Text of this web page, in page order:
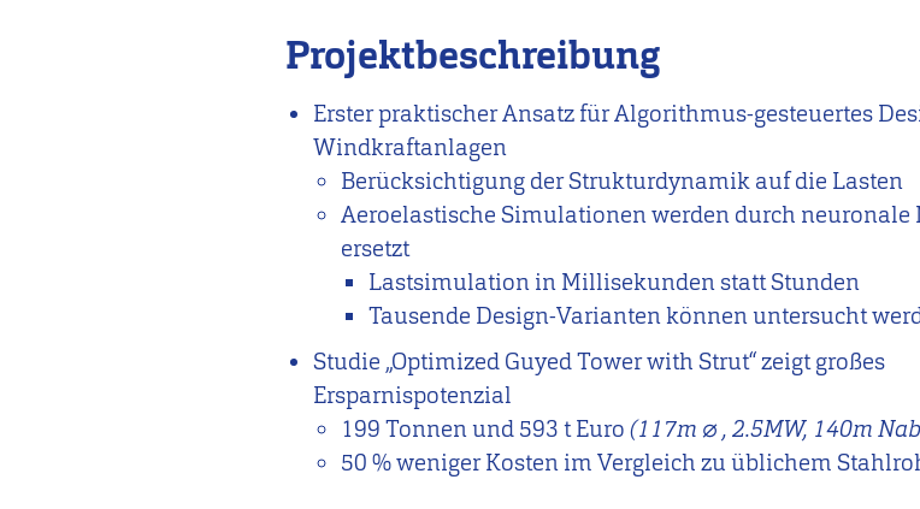
Projektbeschreibung
Erster praktischer Ansatz für Algorithmus-gesteuertes
Windkraftanlagen
Berücksichtigung der Strukturdynamik auf die Lasten
Aeroelastische Simulationen werden durch neuronale
ersetzt
Lastsimulation in Millisekunden statt Stunden
Tausende Design-Varianten können untersucht
Studie „Optimized Guyed Tower with Strut“ zeigt großes
Ersparnispotenzial
199 Tonnen und 593 t Euro(117m ⌀, 2.5MW, 140m
50 % weniger Kosten im Vergleich zu üblichem